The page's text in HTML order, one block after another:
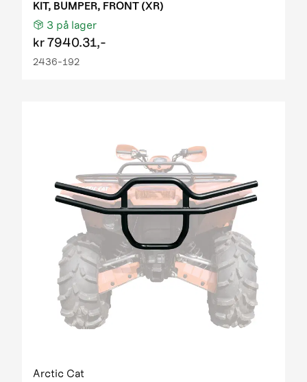
KIT, BUMPER, FRONT (XR)
3 på lager
kr7940.31,-
2436-192
Arctic Cat